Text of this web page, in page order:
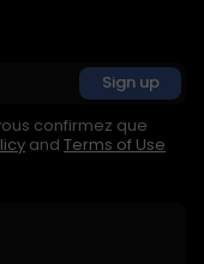
confirmez que
and Terms of Use